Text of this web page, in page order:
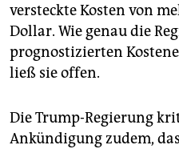
versteckte Kosten von
Dollar. Wie genau die
prognostizierten
ließ sie offen.
Die Trump-Regierung
Ankündigung zudem,